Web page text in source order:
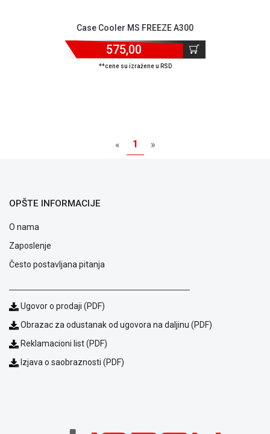
ADAPTERI
KANCELARIJSKI
MATERIJAL
SVE
KUĆU
ŠKOLSKI
PRIBOR
BICIKLE
Case Cooler MS FREEZE A300
575,00
**cene su izražene u RSD
« 1 »
OPŠTE INFORMACIJE
O nama
Zaposlenje
Često postavljana pitanja
Ugovor o prodaji (PDF)
Obrazac za odustanak od ugovora na daljinu (PDF)
Reklamacioni list (PDF)
Izjava o saobraznosti (PDF)